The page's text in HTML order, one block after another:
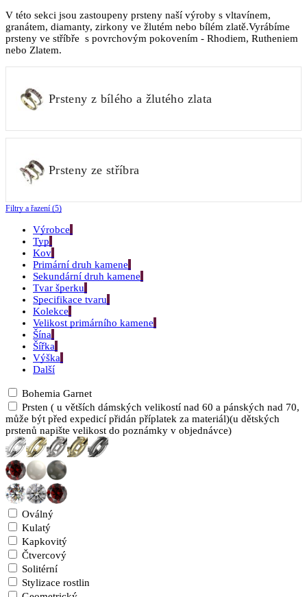
V této sekci jsou zastoupeny prsteny naší výroby s vltavínem,
granátem, diamanty, zirkony ve žlutém nebo bílém zlatě.Vyrábíme
prsteny ve stříbře s povrchovým pokovením - Rhodiem, Rutheniem
nebo Zlatem.
Prsteny z bílého a žlutého zlata
Prsteny ze stříbra
Filtry a řazení (5)
Výrobce
Typ
Kov
Primární druh kamene
Sekundární druh kamene
Tvar šperku
Specifikace tvaru
Kolekce
Velikost primárního kamene
Šína
Šířka
Výška
Další
Bohemia Garnet
Prsten ( u větších dámských velikostí nad 60 a pánských nad 70,
může být před expedicí přidán příplatek za materiál)(u dětských
prstenů napište velikost do poznámky v objednávce)
Oválný
Kulatý
Kapkovitý
Čtvercový
Solitérní
Stylizace rostlin